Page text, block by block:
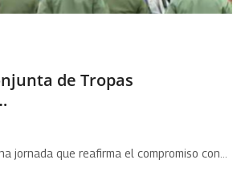
de Tropas
jornada que reafirma el compromiso con…